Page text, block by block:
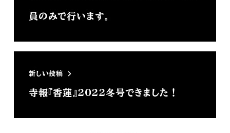
員のみで行います。
新しい投稿
寺報『香蓮』2022冬号できました！